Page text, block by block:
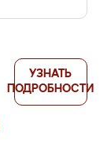
УЗНАТЬ
ПОДРОБНОСТИ